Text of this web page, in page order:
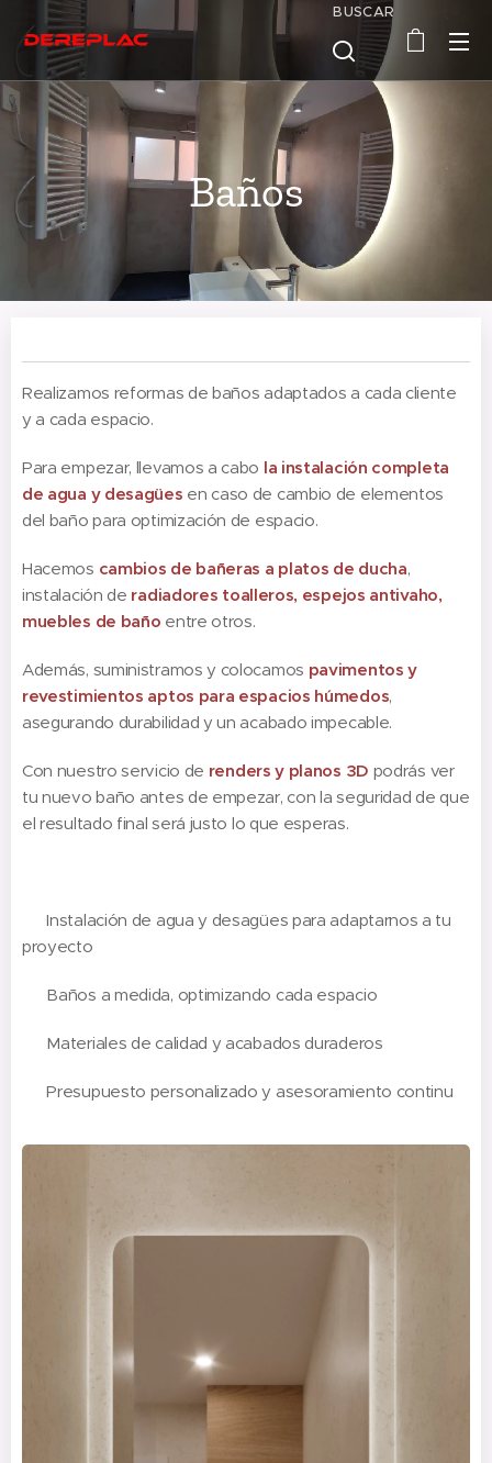
BUSCAR
Baños
Realizamos reformas de baños adaptados a cada cliente
y a cada espacio.
Para empezar, llevamos a cabo la instalación completa
de agua y desagües en caso de cambio de elementos
del baño para optimización de espacio.
Hacemos cambios de bañeras a platos de ducha,
instalación de radiadores toalleros, espejos antivaho,
muebles de baño entre otros.
Además, suministramos y colocamos pavimentos y
revestimientos aptos para espacios húmedos,
asegurando durabilidad y un acabado impecable.
Con nuestro servicio de renders y planos 3D podrás ver
tu nuevo baño antes de empezar, con la seguridad de que
el resultado final será justo lo que esperas.
✔️ Instalación de agua y desagües para adaptarnos a tu
proyecto
✔️ Baños a medida, optimizando cada espacio
✔️ Materiales de calidad y acabados duraderos
✔️ Presupuesto personalizado y asesoramiento continu